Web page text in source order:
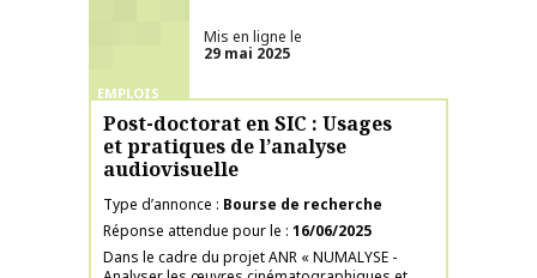
EMPLOIS
Mis en ligne le
29 mai 2025
Post-doctorat en SIC : Usages
et pratiques de l’analyse
audiovisuelle
Type d’annonce
Bourse de recherche
Réponse attendue pour le 16/06/2025
Dans le cadre du projet ANR « NUMALYSE -